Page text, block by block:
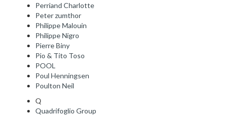
Perriand Charlotte
Peter zumthor
Philippe Malouin
Philippe Nigro
Pierre Biny
Pio & Tito Toso
POOL
Poul Henningsen
Poulton Neil
Q
Quadrifoglio Group